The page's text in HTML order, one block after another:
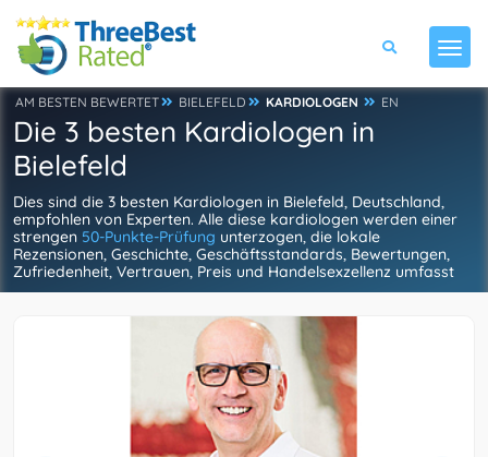
AM BESTEN BEWERTET BIELEFELD KARDIOLOGEN EN
Die 3 besten Kardiologen in
Bielefeld
Dies sind die 3 besten Kardiologen in Bielefeld, Deutschland,
empfohlen von Experten. Alle diese kardiologen werden einer
strengen 50-Punkte-Prüfung unterzogen, die lokale
Rezensionen, Geschichte, Geschäftsstandards, Bewertungen,
Zufriedenheit, Vertrauen, Preis und Handelsexzellenz umfasst